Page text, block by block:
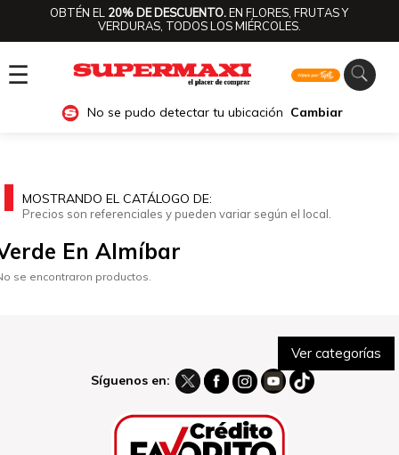
OBTÉN EL 20% DE DESCUENTO.EN FLORES, FRUTAS Y
VERDURAS, TODOS LOS MIÉRCOLES.
☰
No se pudo detectar tu ubicación Cambiar
Ver categorías
MOSTRANDO EL CATÁLOGO DE:
Precios son referenciales y pueden variar según el local.
En Almíbar
se encontraron productos.
Síguenos en: